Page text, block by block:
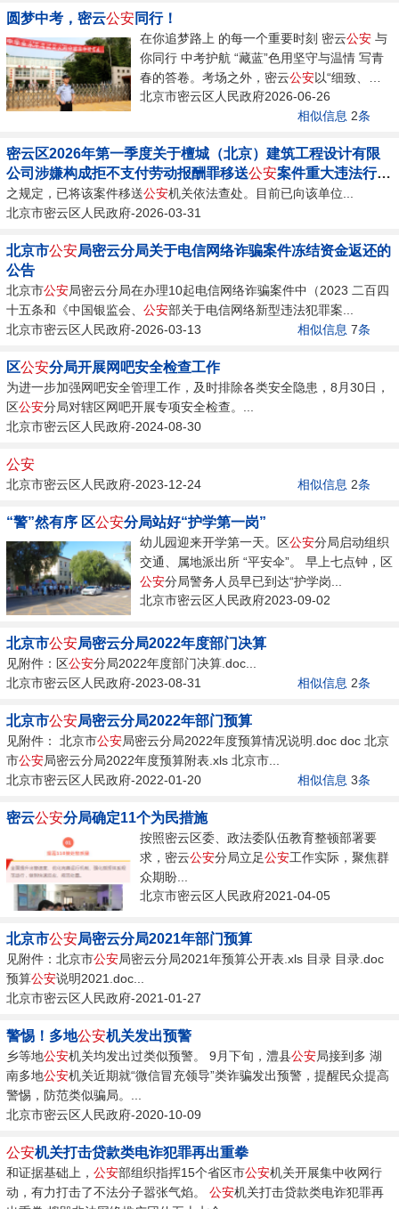
圆梦中考，密云公安同行！
在你追梦路上 的每一个重要时刻 密云公安 与
你同行 中考护航 “藏蓝”色用坚守与温情 写青
春的答卷。考场之外，密云公安以“细致、精
致、极致”的作风...
北京市密云区人民政府2026-06-26
相似信息 2条
密云区2026年第一季度关于檀城（北京）建筑工程设计有限
公司涉嫌构成拒不支付劳动报酬罪移送公安案件重大违法行为
社会公布
之规定，已将该案件移送公安机关依法查处。目前已向该单位...
北京市密云区人民政府-2026-03-31
北京市公安局密云分局关于电信网络诈骗案件冻结资金返还的
公告
北京市公安局密云分局在办理10起电信网络诈骗案件中（2023 二百四
十五条和《中国银监会、 公安部关于电信网络新型违法犯罪案...
北京市密云区人民政府-2026-03-13
相似信息 7条
区公安分局开展网吧安全检查工作
为进一步加强网吧安全管理工作，及时排除各类安全隐患，8月30日，
区公安分局对辖区网吧开展专项安全检查。...
北京市密云区人民政府-2024-08-30
公安
北京市密云区人民政府-2023-12-24 相似信息 2条
“警”然有序 区公安分局站好“护学第一岗”
幼儿园迎来开学第一天。区公安分局启动组织
交通、属地派出所 “平安伞”。 早上七点钟，区
公安分局警务人员早已到达“护学岗...
北京市密云区人民政府2023-09-02
北京市公安局密云分局2022年度部门决算
见附件：区公安分局2022年度部门决算.doc...
北京市密云区人民政府-2023-08-31
相似信息 2条
北京市公安局密云分局2022年部门预算
见附件： 北京市公安局密云分局2022年度预算情况说明.doc doc 北京
市公安局密云分局2022年度预算附表.xls 北京市...
北京市密云区人民政府-2022-01-20
相似信息 3条
密云公安分局确定11个为民措施
按照密云区委、政法委队伍教育整顿部署要
求，密云公安分局立足公安工作实际，聚焦群
众期盼...
北京市密云区人民政府2021-04-05
北京市公安局密云分局2021年部门预算
见附件：北京市公安局密云分局2021年预算公开表.xls 目录 目录.doc
预算公安说明2021.doc...
北京市密云区人民政府-2021-01-27
警惕！多地公安机关发出预警
乡等地公安机关均发出过类似预警。 9月下旬，澧县公安局接到多 湖
南多地公安机关近期就“微信冒充领导”类诈骗发出预警，提醒民众提高
警惕，防范类似骗局。...
北京市密云区人民政府-2020-10-09
公安机关打击贷款类电诈犯罪再出重拳
和证据基础上， 公安部组织指挥15个省区市公安机关开展集中收网行
动，有力打击了不法分子嚣张气焰。 公安机关打击贷款类电诈犯罪再